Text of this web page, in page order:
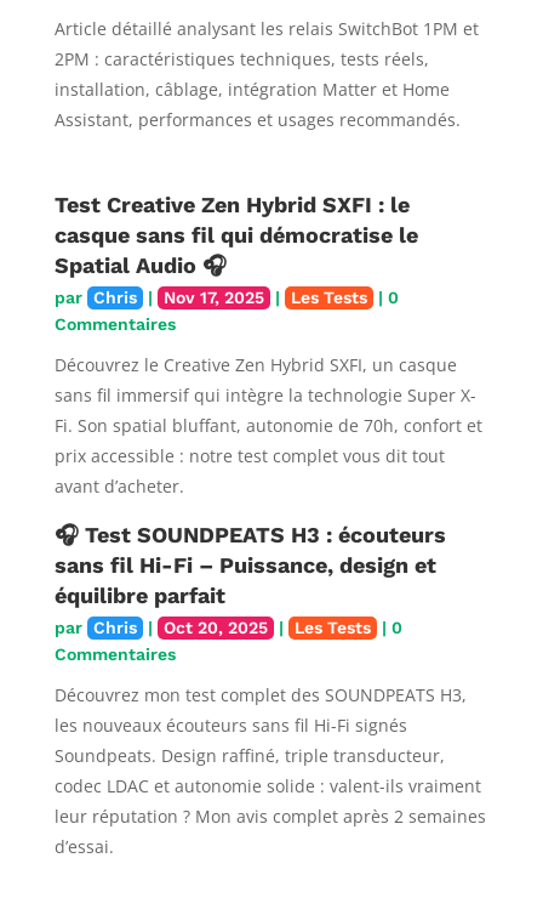
Article détaillé analysant les relais SwitchBot 1PM et
2PM : caractéristiques techniques, tests réels,
installation, câblage, intégration Matter et Home
Assistant, performances et usages recommandés.
Test Creative Zen Hybrid SXFI : le
casque sans fil qui démocratise le
Spatial Audio 🎧
par Chris | Nov 17, 2025 | Les Tests | 0
Commentaires
Découvrez le Creative Zen Hybrid SXFI, un casque
sans fil immersif qui intègre la technologie Super X-
Fi. Son spatial bluffant, autonomie de 70h, confort et
prix accessible : notre test complet vous dit tout
avant d’acheter.
🎧 Test SOUNDPEATS H3 : écouteurs
sans fil Hi-Fi – Puissance, design et
équilibre parfait
par Chris | Oct 20, 2025 | Les Tests | 0
Commentaires
Découvrez mon test complet des SOUNDPEATS H3,
les nouveaux écouteurs sans fil Hi-Fi signés
Soundpeats. Design raffiné, triple transducteur,
codec LDAC et autonomie solide : valent-ils vraiment
leur réputation ? Mon avis complet après 2 semaines
d’essai.